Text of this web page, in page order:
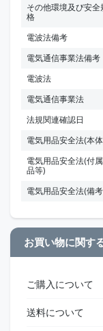
その他環境及び安全
格
電波法備考
電気通信事業法備考
電波法
電気通信事業法
法規関連確認日
電気用品安全法(本
電気用品安全法(付属
品等)
電気用品安全法(備
お買い物に関す
ご購入について
送料について